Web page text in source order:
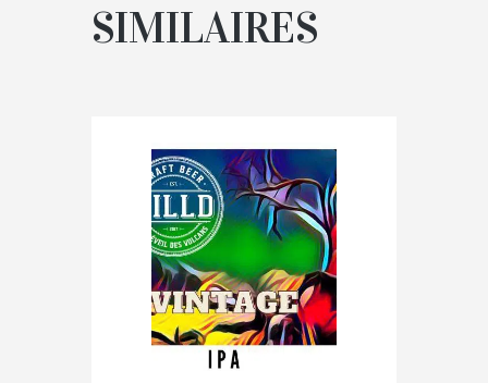
SIMILAIRES